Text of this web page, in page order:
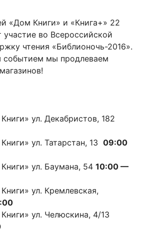
«Дом Книги» и «Книга+» 22
участие во Всероссийской
чтения «Библионочь-2016».
событием мы продлеваем
ул. Декабристов, 182
ул. Татарстан, 13 09:00
ул. Баумана, 54 10:00 —
ул. Кремлевская,
ул. Челюскина, 4/13